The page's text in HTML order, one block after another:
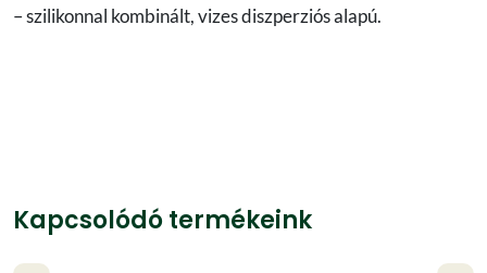
– szilikonnal kombinált, vizes diszperziós alapú.
Kapcsolódó termékeink